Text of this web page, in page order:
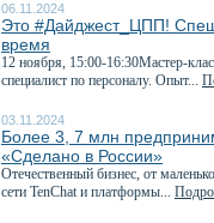
06.11.2024
Это #Дайджест_ЦПП!
время
12 ноября, 15:00-16:30Мастер-
специалист по персоналу. Опыт...
03.11.2024
Более 3, 7 млн
«Сделано в России»
Отечественный бизнес, от
сети TenChat и платформы...